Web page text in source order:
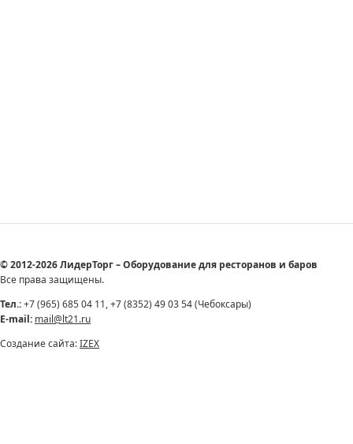
© 2012-2026 ЛидерТорг – Оборудование для ресторанов и баров
Все права защищены.
Тел.:+7 (965) 685 04 11, +7 (8352) 49 03 54 (Чебоксары)
E-mail: mail@lt21.ru
Создание сайта:IZEX